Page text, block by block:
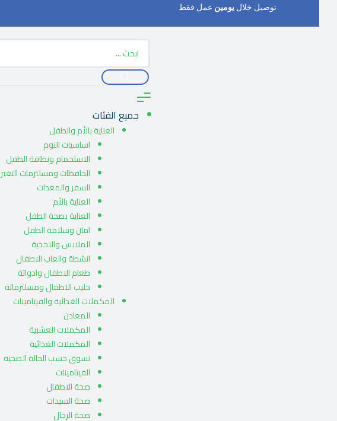
توصيل خلال يومين عمل فقط
جميع الفئات
العناية بالأم والطفل
اساسيات النوم
الاستحمام ونظافة الطفل
الحافظات ومسلتزمات التغير
السفر والمعدات
العناية بالأم
العناية بصحة الطفل
امان وسلامة الطفل
الملابس والاحذية
انشطة والعاب الاطفال
طعام الاطفال وادواتة
حليب الاطفال ومسلتزماتة
المكملات الغذائية والفيتامينات
المعادن
المكملات العشبية
المكملات الغذائية
تسوق حسب الحالة الصحية
الفيتامينات
صحة الاطفال
صحة السيدات
صحة الرجال